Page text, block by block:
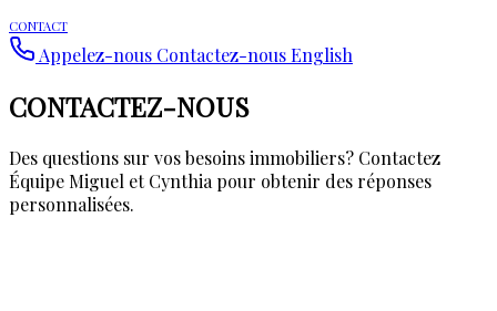
CONTACT
Appelez-nous Contactez-nousEnglish
CONTACTEZ-NOUS
Des questions sur vos besoins immobiliers? Contactez
Équipe Miguel et Cynthia pour obtenir des réponses
personnalisées.